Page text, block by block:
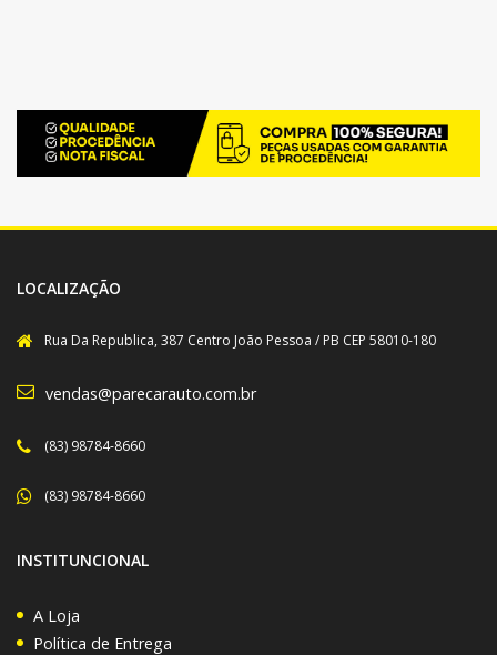
LOCALIZAÇÃO
Rua Da Republica, 387 Centro João Pessoa / PB CEP 58010-180
vendas@parecarauto.com.br
(83) 98784-8660
(83) 98784-8660
INSTITUNCIONAL
A Loja
Política de Entrega